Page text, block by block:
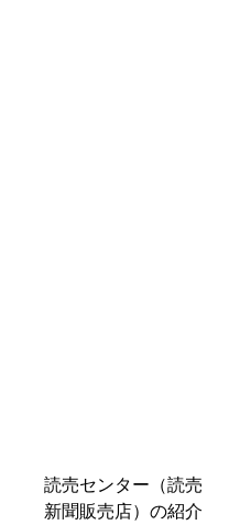
読売センター（読売
新聞販売店）の紹介